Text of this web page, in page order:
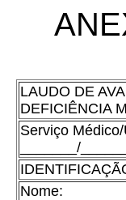
LAUDO DE
DEFICIÊNCIA
Serviço
_______/
Nome: